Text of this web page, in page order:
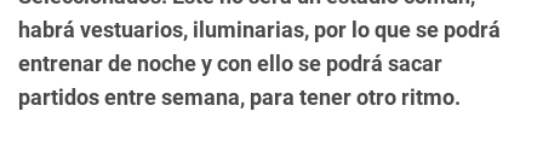
habrá vestuarios, iluminarias, por lo que se podrá
entrenar de noche y con ello se podrá sacar
partidos entre semana, para tener otro ritmo.